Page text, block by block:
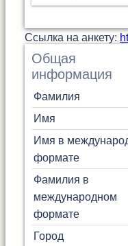
Cсылка на анкету:
Общая
информация
Фамилия
Имя
Имя в
формате
Фамилия в
международном
формате
Город